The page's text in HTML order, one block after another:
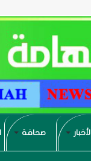
الأخبار صحافة